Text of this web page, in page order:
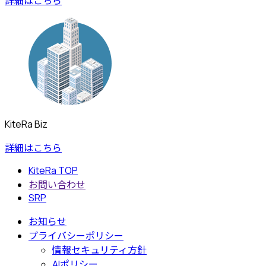
KiteRa Biz
詳細はこちら
KiteRa TOP
お問い合わせ
SRP
お知らせ
プライバシーポリシー
情報セキュリティ方針